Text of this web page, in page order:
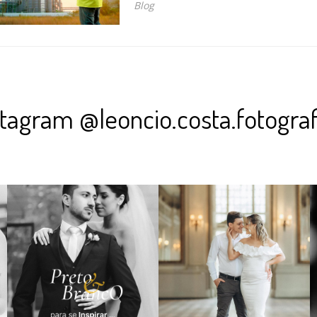
Blog